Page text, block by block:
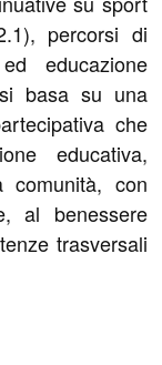
percorsi di
educazione
basa su una
che
educativa,
comunità, con
al benessere
trasversali